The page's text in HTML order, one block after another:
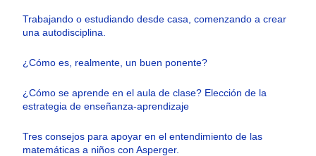
Trabajando o estudiando desde casa, comenzando a crear
una autodisciplina.
¿Cómo es, realmente, un buen ponente?
¿Cómo se aprende en el aula de clase? Elección de la
estrategia de enseñanza-aprendizaje
Tres consejos para apoyar en el entendimiento de las
matemáticas a niños con Asperger.